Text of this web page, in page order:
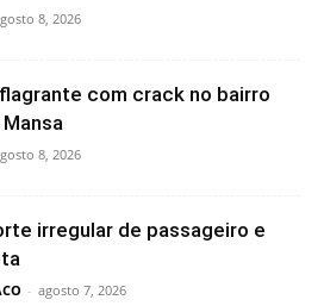
8, 2026
com crack no bairro
8, 2026
irregular de passageiro e
- agosto 7, 2026